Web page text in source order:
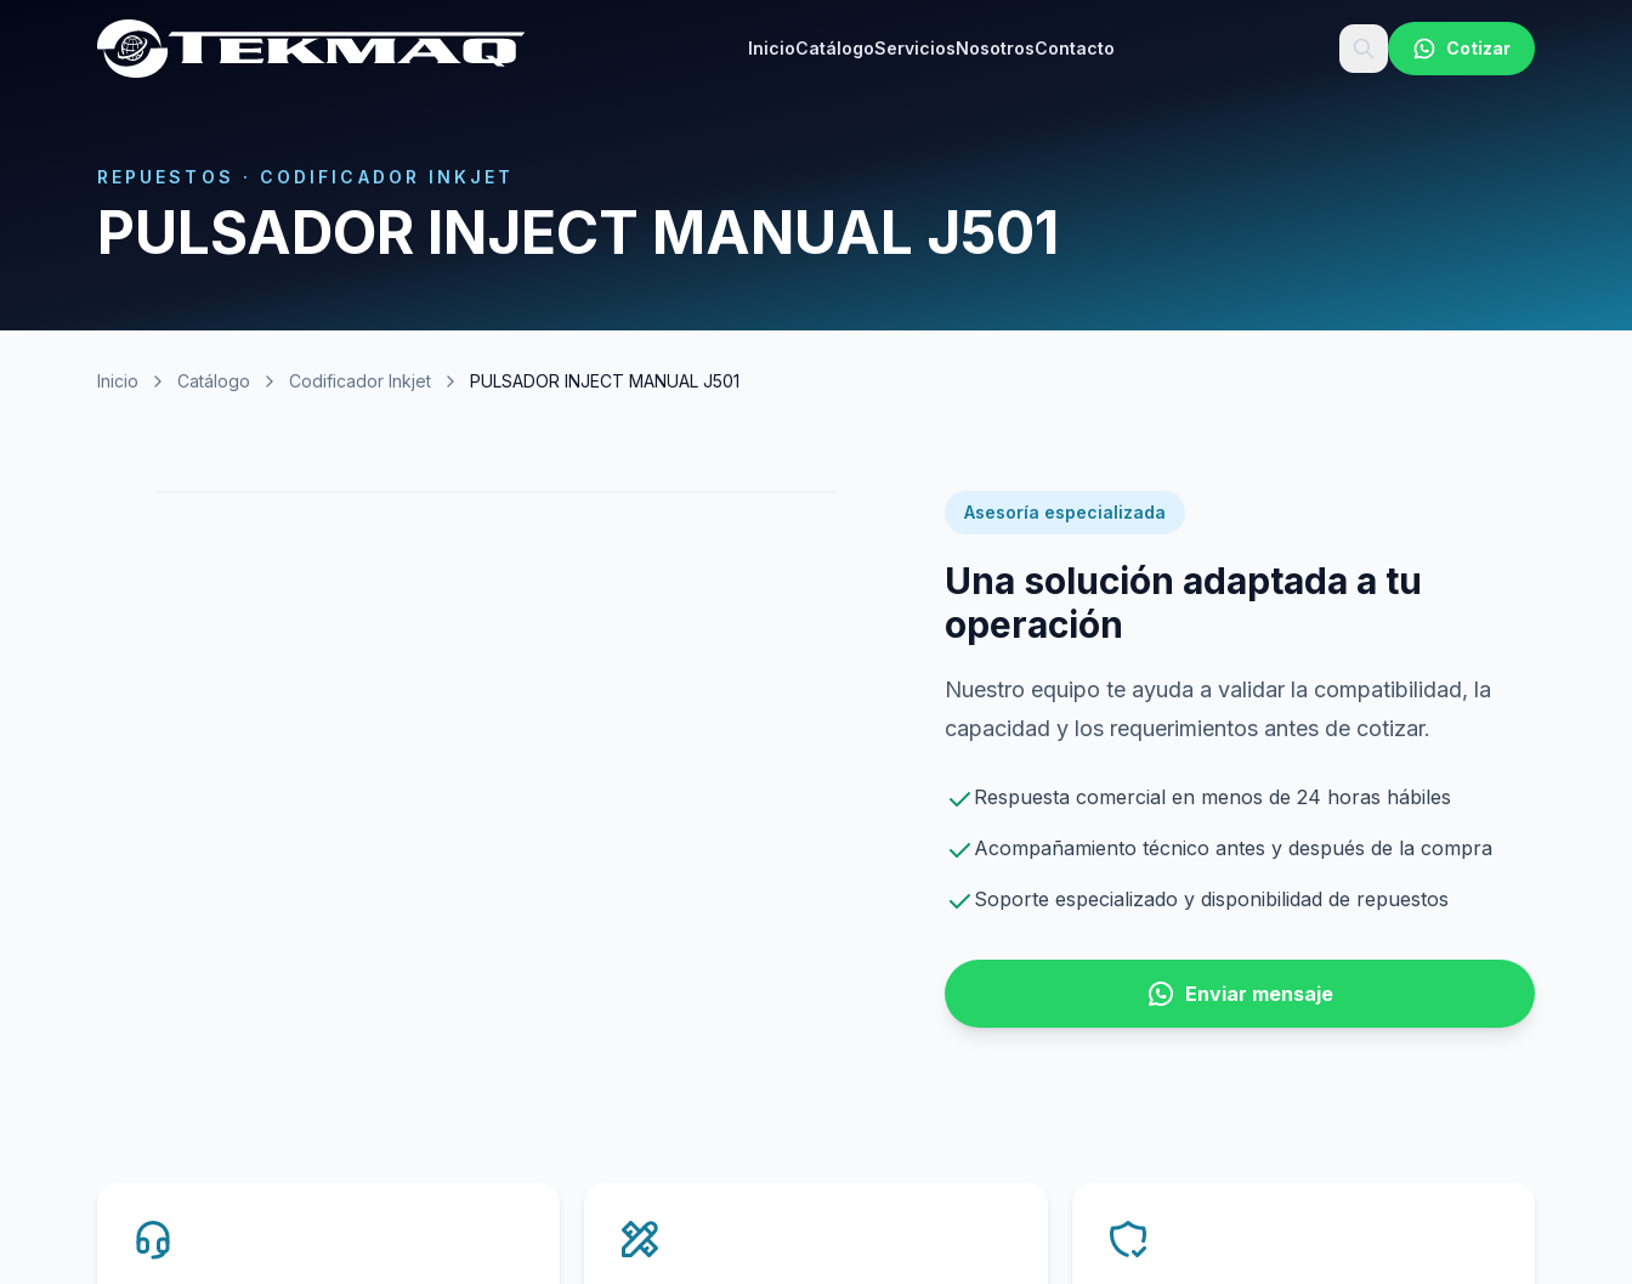
InicioCatálogoServiciosNosotrosContacto Cotizar
REPUESTOS · CODIFICADOR INKJET
PULSADOR INJECT MANUAL J501
Inicio Catálogo Codificador Inkjet PULSADOR INJECT MANUAL J501
Asesoría especializada
Una solución adaptada a tu
operación
Nuestro equipo te ayuda a validar la compatibilidad, la
capacidad y los requerimientos antes de cotizar.
Respuesta comercial en menos de 24 horas hábiles
Acompañamiento técnico antes y después de la compra
Soporte especializado y disponibilidad de repuestos
Enviar mensaje